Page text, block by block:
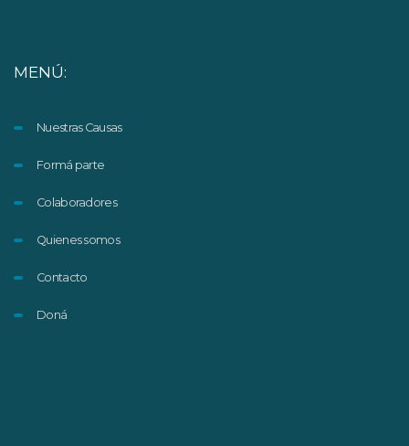
MENÚ:
Nuestras Causas
Formá parte
Colaboradores
Quienes somos
Contacto
Doná